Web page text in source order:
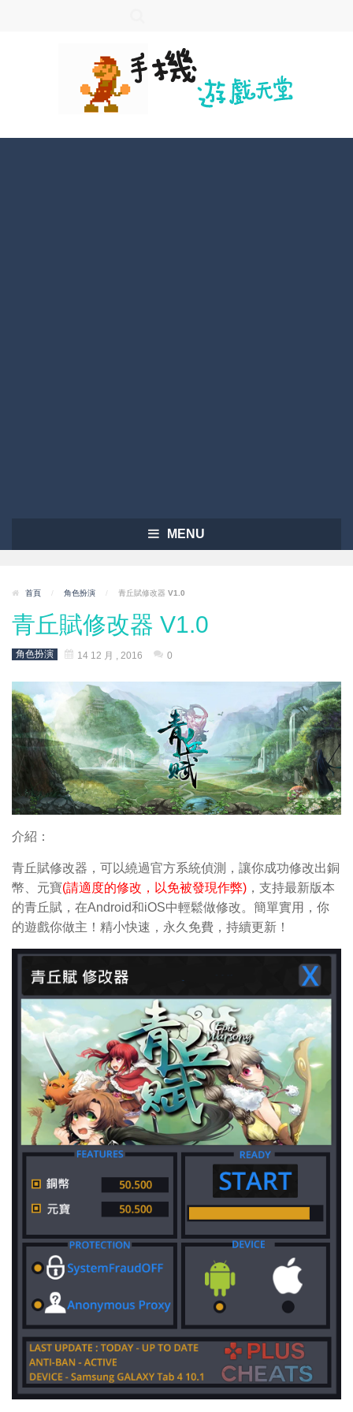
MENU
首頁 / 角色扮演 / 青丘賦修改器 V1.0
青丘賦修改器 V1.0
角色扮演 14 12 月 , 2016 0
介紹：
青丘賦修改器，可以繞過官方系統偵測，讓你成功修改出銅
幣、元寶(請適度的修改，以免被發現作弊) ，支持最新版本
的青丘賦，在Android和iOS中輕鬆做修改。簡單實用，你
的遊戲你做主！精小快速，永久免費，持續更新！